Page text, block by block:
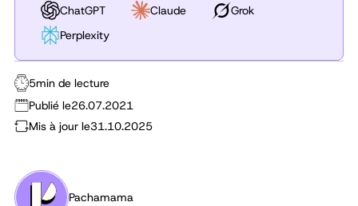
ChatGPT
Claude
Grok
Perplexity
5min de lecture
Publié le26.07.2021
Mis à jour le31.10.2025
Pachamama